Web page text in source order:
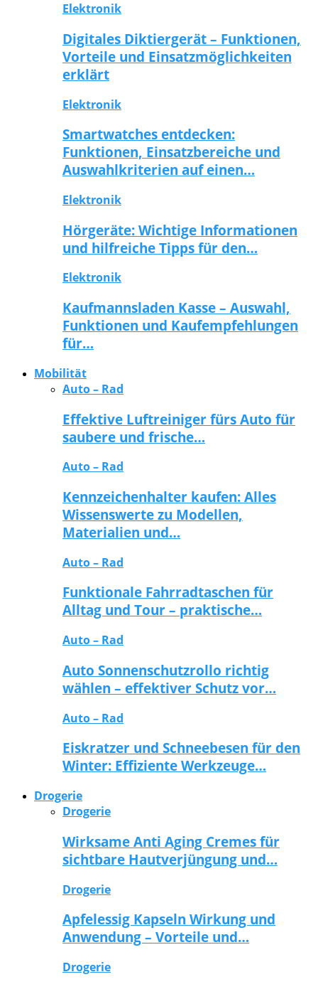
Elektronik
Digitales Diktiergerät – Funktionen,
Vorteile und Einsatzmöglichkeiten
erklärt
Elektronik
Smartwatches entdecken:
Funktionen, Einsatzbereiche und
Auswahlkriterien auf einen…
Elektronik
Hörgeräte: Wichtige Informationen
und hilfreiche Tipps für den…
Elektronik
Kaufmannsladen Kasse – Auswahl,
Funktionen und Kaufempfehlungen
für…
Mobilität
Auto – Rad
Effektive Luftreiniger fürs Auto für
saubere und frische…
Auto – Rad
Kennzeichenhalter kaufen: Alles
Wissenswerte zu Modellen,
Materialien und…
Auto – Rad
Funktionale Fahrradtaschen für
Alltag und Tour – praktische…
Auto – Rad
Auto Sonnenschutzrollo richtig
wählen – effektiver Schutz vor…
Auto – Rad
Eiskratzer und Schneebesen für den
Winter: Effiziente Werkzeuge…
Drogerie
Drogerie
Wirksame Anti Aging Cremes für
sichtbare Hautverjüngung und…
Drogerie
Apfelessig Kapseln Wirkung und
Anwendung – Vorteile und…
Drogerie